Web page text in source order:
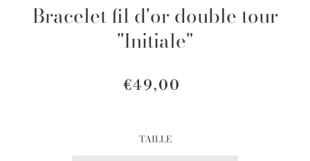
Bracelet fil d'or double tour
"Initiale"
€49,00
TAILLE